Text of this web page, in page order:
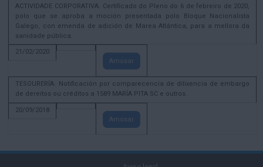
ACTIVIDADE CORPORATIVA. Certificado do Pleno do 6 de febreiro de 2020,
polo que se aproba a moción presentada polo Bloque Nacionalista
Galego, con emenda de adición de Marea Atlántica, para a mellora da
sanidade pública.
21/02/2020
Amosar
TESOURERÍA. Notificación por comparecencia de dilixencia de embargo
de dereitos ou créditos a 1589 MARÍA PITA SC e outros.
20/09/2018
Amosar